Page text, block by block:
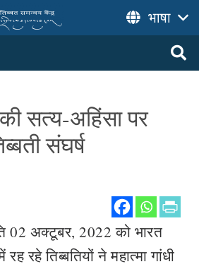
भाषा
की सत्य-अहिंसा पर
संघर्ष
02 अक्टूबर, 2022 को भारत
रहे तिब्बतियों ने महात्मा गांधी